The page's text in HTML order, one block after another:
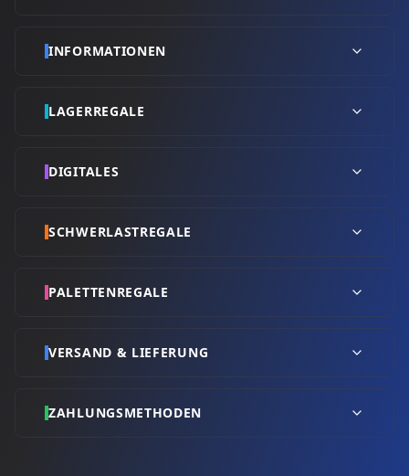
INFORMATIONEN
LAGERREGALE
DIGITALES
SCHWERLASTREGALE
PALETTENREGALE
VERSAND & LIEFERUNG
ZAHLUNGSMETHODEN